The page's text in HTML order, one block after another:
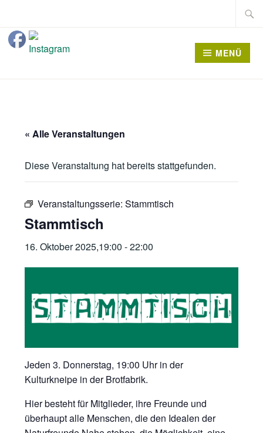
springen
Suche
MENÜ
« Alle Veranstaltungen
Diese Veranstaltung hat bereits stattgefunden.
Veranstaltungsserie:Stammtisch
Stammtisch
16. Oktober 2025,19:00 -22:00
Jeden 3. Donnerstag, 19:00 Uhr in der
Kulturkneipe in der Brotfabrik.
Hier besteht für Mitglieder, ihre Freunde und
überhaupt alle Menschen, die den Idealen der